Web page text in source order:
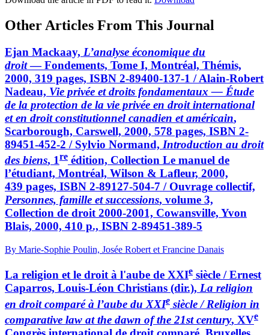
Other Articles From This Journal
Ejan Mackaay, L’analyse économique du
droit— Fondements, Tome I, Montréal, Thémis,
2000, 319 pages, ISBN 2-89400-137-1 / Alain-Robert
Nadeau, Vie privée et droits fondamentaux — Étude
de la protection de la vie privée en droit international
et en droit constitutionnel canadien et américain,
Scarborough, Carswell, 2000, 578 pages, ISBN 2-
89451-452-2 / Sylvio Normand, Introduction au droit
des biens, 1re édition, Collection Le manuel de
l’étudiant, Montréal, Wilson & Lafleur, 2000,
439 pages, ISBN 2-89127-504-7 / Ouvrage collectif,
Personnes, famille et successions, volume 3,
Collection de droit 2000-2001, Cowansville, Yvon
Blais, 2000, 410 p., ISBN 2-89451-389-5
By Marie-Sophie Poulin, Josée Robert et Francine Danais
La religion et le droit à l'aube de XXIe siècle / Ernest
Caparros, Louis-Léon Christians (dir.), La religion
en droit comparé à l’aube du XXIe siècle / Religion in
comparative law at the dawn of the 21st century, XVe